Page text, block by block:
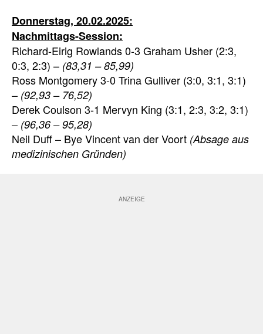
Donnerstag, 20.02.2025:
Nachmittags-Session:
Richard-Eirig Rowlands 0-3 Graham Usher (2:3,
0:3, 2:3) – (83,31 – 85,99)
Ross Montgomery 3-0 Trina Gulliver (3:0, 3:1, 3:1)
– (92,93 – 76,52)
Derek Coulson 3-1 Mervyn King (3:1, 2:3, 3:2, 3:1)
– (96,36 – 95,28)
Neil Duff – Bye Vincent van der Voort (Absage aus
medizinischen Gründen)